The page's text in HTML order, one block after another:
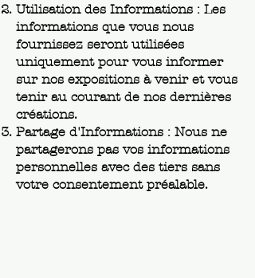
Utilisation des Informations : Les
informations que vous nous
fournissez seront utilisées
uniquement pour vous informer
sur nos expositions à venir et vous
tenir au courant de nos dernières
créations.
Partage d'Informations : Nous ne
partagerons pas vos informations
personnelles avec des tiers sans
votre consentement préalable.